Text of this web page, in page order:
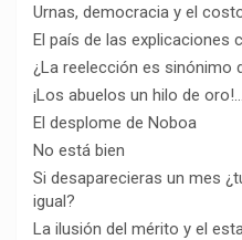
Urnas, democracia y el
El país de las explicaciones
¿La reelección es sinónimo
¡Los abuelos un hilo de oro!…
El desplome de Noboa
No está bien
Si desaparecieras un mes
igual?
La ilusión del mérito y el